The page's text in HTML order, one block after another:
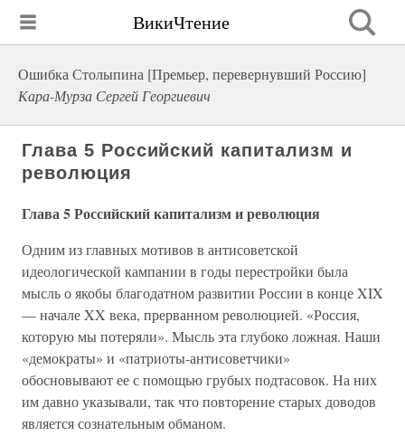
ВикиЧтение
Ошибка Столыпина [Премьер, перевернувший Россию]
Кара-Мурза Сергей Георгиевич
Глава 5 Российский капитализм и
революция
Глава 5 Российский капитализм и революция
Одним из главных мотивов в антисоветской
идеологической кампании в годы перестройки была
мысль о якобы благодатном развитии России в конце XIX
— начале XX века, прерванном революцией. «Россия,
которую мы потеряли». Мысль эта глубоко ложная. Наши
«демократы» и «патриоты-антисоветчики»
обосновывают ее с помощью грубых подтасовок. На них
им давно указывали, так что повторение старых доводов
является сознательным обманом.